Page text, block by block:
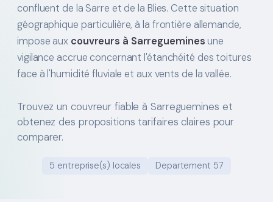
confluent de la Sarre et de la Blies. Cette situation
géographique particulière, à la frontière allemande,
impose aux couvreurs à Sarregueminesune
vigilance accrue concernant l'étanchéité des toitures
face à l'humidité fluviale et aux vents de la vallée.
Trouvez un couvreur fiable à Sarreguemines et
obtenez des propositions tarifaires claires pour
comparer.
5 entreprise(s) locales Departement 57